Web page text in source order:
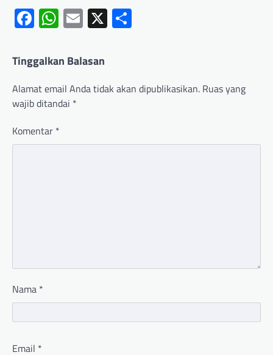
Facebook
WhatsApp
Email
X
Tinggalkan Balasan
Alamat email Anda tidak akan dipublikasikan. Ruas yang
wajib ditandai *
Komentar *
Nama *
Email *